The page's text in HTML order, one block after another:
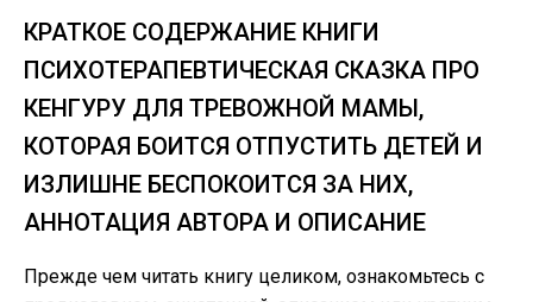
КРАТКОЕ СОДЕРЖАНИЕ КНИГИ
ПСИХОТЕРАПЕВТИЧЕСКАЯ СКАЗКА ПРО
КЕНГУРУ ДЛЯ ТРЕВОЖНОЙ МАМЫ,
КОТОРАЯ БОИТСЯ ОТПУСТИТЬ ДЕТЕЙ И
ИЗЛИШНЕ БЕСПОКОИТСЯ ЗА НИХ,
АННОТАЦИЯ АВТОРА И ОПИСАНИЕ
Прежде чем читать книгу целиком, ознакомьтесь с